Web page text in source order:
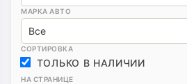
МАРКА АВТО
Все
СОРТИРОВКА
ТОЛЬКО В НАЛИЧИИ
НА СТРАНИЦЕ